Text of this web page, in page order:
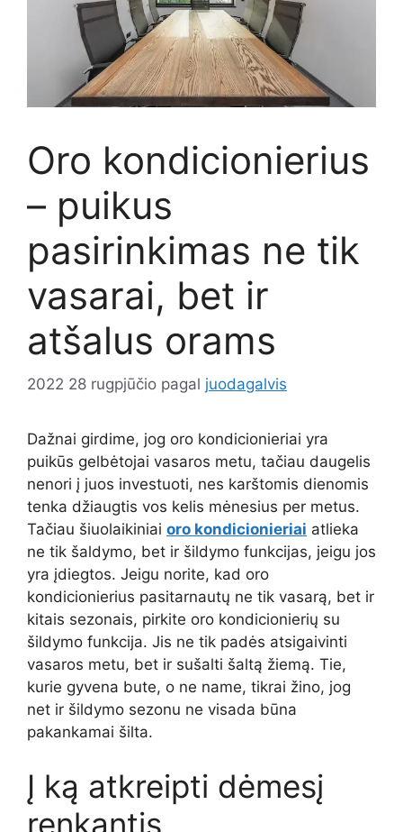
Oro kondicionierius
– puikus
pasirinkimas ne tik
vasarai, bet ir
atšalus orams
2022 28 rugpjūčio pagal juodagalvis
Dažnai girdime, jog oro kondicionieriai yra
puikūs gelbėtojai vasaros metu, tačiau daugelis
nenori į juos investuoti, nes karštomis dienomis
tenka džiaugtis vos kelis mėnesius per metus.
Tačiau šiuolaikiniai oro kondicionieriai atlieka
ne tik šaldymo, bet ir šildymo funkcijas, jeigu jos
yra įdiegtos. Jeigu norite, kad oro
kondicionierius pasitarnautų ne tik vasarą, bet ir
kitais sezonais, pirkite oro kondicionierių su
šildymo funkcija. Jis ne tik padės atsigaivinti
vasaros metu, bet ir sušalti šaltą žiemą. Tie,
kurie gyvena bute, o ne name, tikrai žino, jog
net ir šildymo sezonu ne visada būna
pakankamai šilta.
Į ką atkreipti dėmesį
renkantis